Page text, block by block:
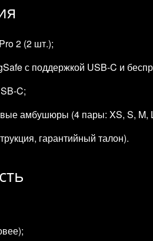
2 (2 шт.);
с поддержкой USB‑C и
амбушюры (4 пары: XS, S, M,
гарантийный талон).